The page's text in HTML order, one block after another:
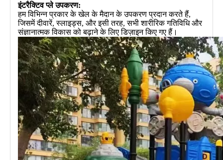
इंटरैक्टिव प्ले उपकरण:
हम विभिन्न प्रकार के खेल के मैदान के उपकरण प्रदान करते हैं,
जिसमें दीवारें, स्लाइड्स, और इसी तरह, सभी शारीरिक गतिविधि और
संज्ञानात्मक विकास को बढ़ाने के लिए डिज़ाइन किए गए हैं।